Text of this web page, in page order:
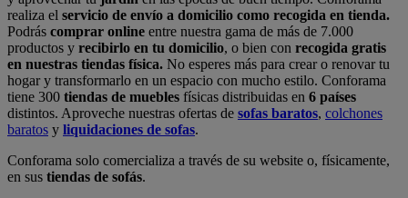
realiza el servicio de envío a domicilio como recogida en tienda.
Podrás comprar online entre nuestra gama de más de 7.000
productos y recibirlo en tu domicilio, o bien con recogida gratis
en nuestras tiendas física. No esperes más para crear o renovar tu
hogar y transformarlo en un espacio con mucho estilo. Conforama
tiene 300 tiendas de muebles físicas distribuidas en 6 países
distintos. Aproveche nuestras ofertas de sofas baratos, colchones
baratos y liquidaciones de sofas.
Conforama solo comercializa a través de su website o, físicamente,
en sus tiendas de sofás.